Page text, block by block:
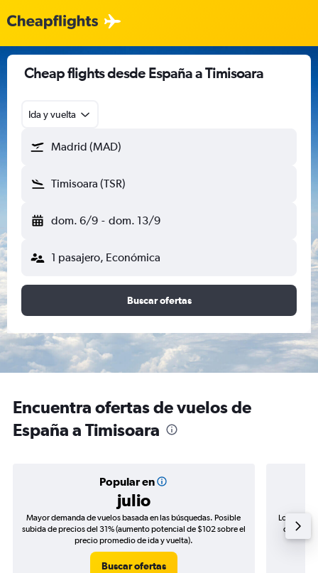
Cheap flights desde España a Timisoara
Ida y vuelta
Madrid (MAD)
Timisoara (TSR)
dom. 6/9 - dom. 13/9
1 pasajero, Económica
Buscar ofertas
Encuentra ofertas de vuelos de
España a Timisoara
Popular en
julio
Mayor demanda de vuelos basada en las búsquedas. Posible
subida de precios del 31% (aumento potencial de $102 sobre el
precio promedio de ida y vuelta).
Buscar ofertas
Los
de